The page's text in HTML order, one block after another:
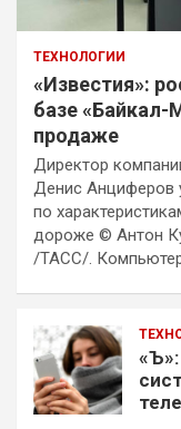
ТЕХНОЛОГИИ
«Известия»:
базе «Байкал-
продаже
Директор
Денис Анциферов
по
дороже © Антон
/ТАСС/.